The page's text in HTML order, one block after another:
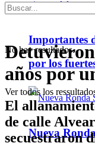
Importantes
por los
Nueva
No hay resultados.
Ver todos los
años por
El
de calle
secuestraron